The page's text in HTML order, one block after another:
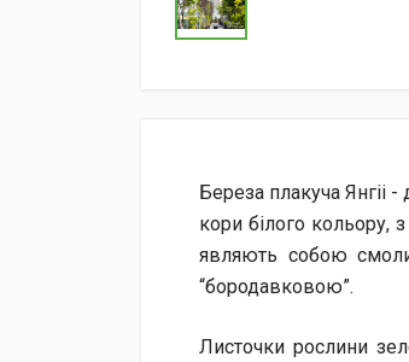
Береза плакуча Янгіі
кори білого кольору,
являють собою
“бородавковою”.
Листочки рослини